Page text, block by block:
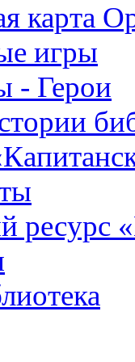
карта
игры
- Герои
ресурс